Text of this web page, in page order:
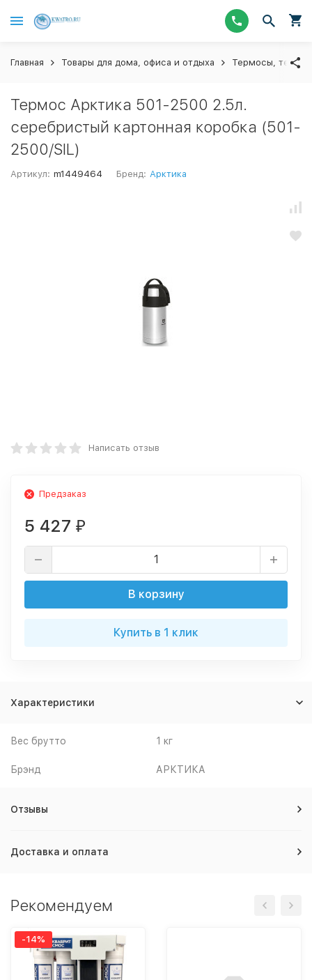
Главная Товары для дома, офиса и отдыха Термосы,
Термос Арктика 501-2500 2.5л.
серебристый картонная коробка (501-
2500/SIL)
Артикул: m1449464 Бренд: Арктика
Написать отзыв
Предзаказ
5 427 ₽
В корзину
Купить в 1 клик
Характеристики
Вес брутто 1 кг
Брэнд АРКТИКА
Отзывы
Доставка и оплата
Рекомендуем
-14%